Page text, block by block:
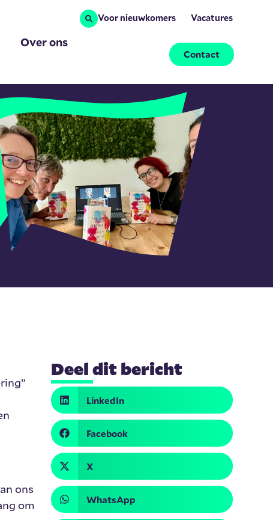
Voor nieuwkomers Vacatures
Over ons
Contact
ons
om
Deel dit bericht
LinkedIn
Facebook
X
WhatsApp